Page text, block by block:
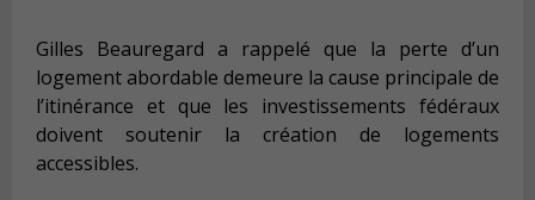
Gilles Beauregard a rappelé que la perte d’un
logement abordable demeure la cause principale de
l’itinérance et que les investissements fédéraux
doivent soutenir la création de logements
accessibles.